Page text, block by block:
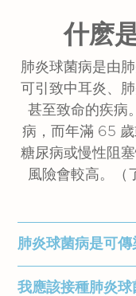
什麽
肺炎球菌病是由
可引致中耳炎、
甚至致命的疾病
病，而年滿 65 歲
糖尿病或慢性阻
風險會較高。（
肺炎球菌病是可傳
肺炎鏈球菌的傳
我應該接種肺炎球